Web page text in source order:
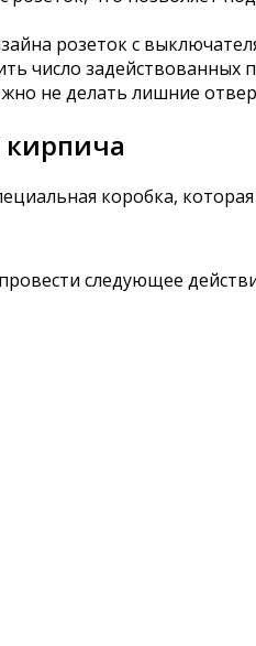
кирпича
коробка,
следующее